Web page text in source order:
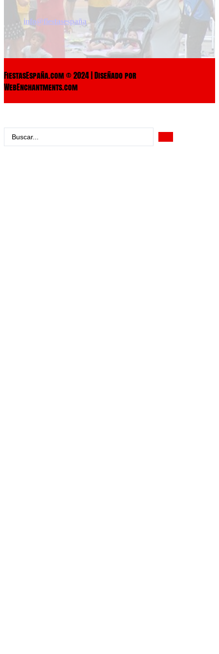
info@fiestasespaña
FiestasEspaña.com © 2024 | Diseñado por
WebEnchantments.com